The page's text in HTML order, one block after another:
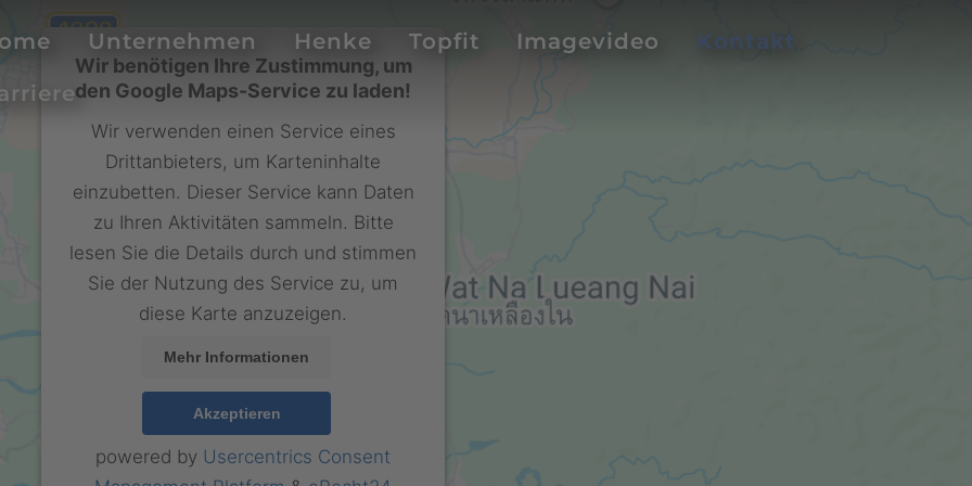
Unternehmen Henke Topfit Imagevideo
Kontakt
Wir benötigen Ihre Zustimmung, um
den Google Maps-Service zu laden!
Wir verwenden einen Service eines
Drittanbieters, um Karteninhalte
einzubetten. Dieser Service kann Daten
zu Ihren Aktivitäten sammeln. Bitte
lesen Sie die Details durch und stimmen
Sie der Nutzung des Service zu, um
diese Karte anzuzeigen.
Mehr Informationen
Akzeptieren
powered by Usercentrics Consent